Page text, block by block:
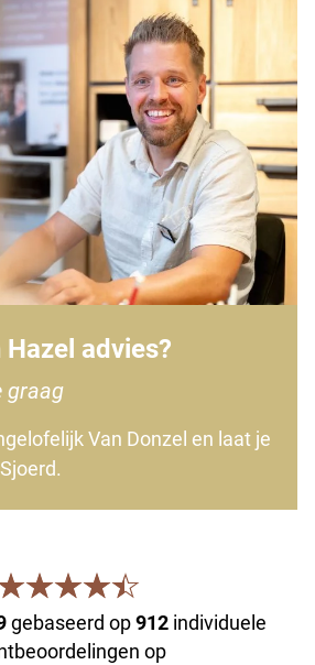
advies?
graag
Van Donzel en laat je
gebaseerd op912 individuele
op